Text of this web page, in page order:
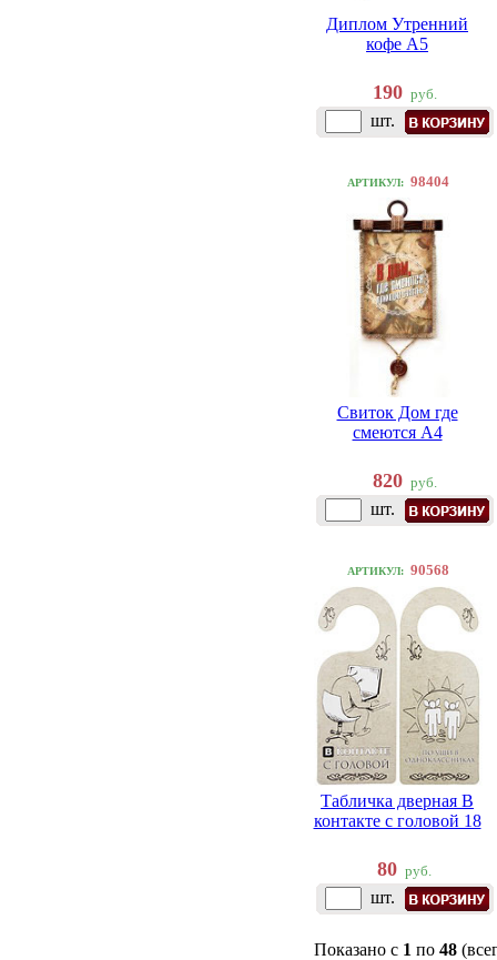
Диплом Утренний
кофе A5
190 руб.
шт.
АРТИКУЛ: 98404
Свиток Дом где
смеются А4
820 руб.
шт.
АРТИКУЛ: 90568
Табличка дверная В
контакте с головой 18
80 руб.
шт.
Показано с 1 по 48